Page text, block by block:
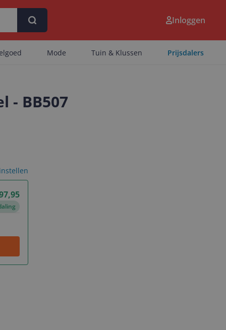
Inloggen
Mode Tuin & Klussen Prijsdalers
- BB507